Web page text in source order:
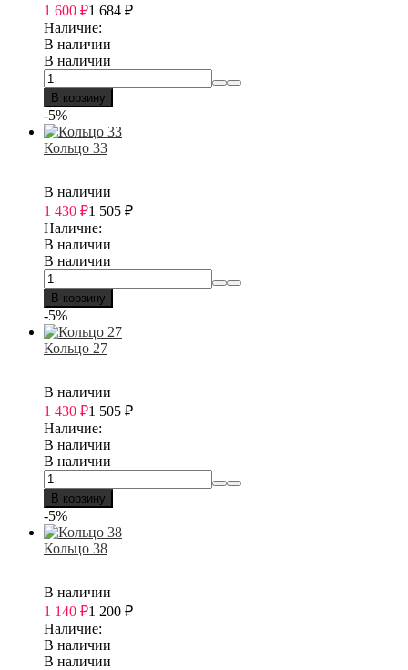
1 600 ₽1 684 ₽
Наличие:
В наличии
В наличии
В корзину
-5%
Кольцо 33
В наличии
1 430 ₽1 505 ₽
Наличие:
В наличии
В наличии
В корзину
-5%
Кольцо 27
В наличии
1 430 ₽1 505 ₽
Наличие:
В наличии
В наличии
В корзину
-5%
Кольцо 38
В наличии
1 140 ₽1 200 ₽
Наличие:
В наличии
В наличии